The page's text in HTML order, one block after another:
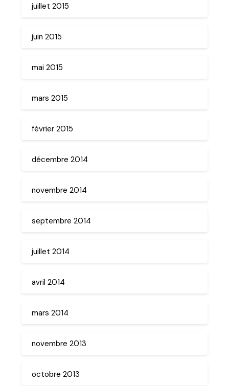
juillet 2015
juin 2015
mai 2015
mars 2015
février 2015
décembre 2014
novembre 2014
septembre 2014
juillet 2014
avril 2014
mars 2014
novembre 2013
octobre 2013